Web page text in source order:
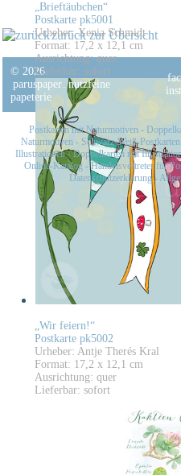
„Brieftäubchen“
Postkarte pk5001
Urheber: Xenia Schmidt
Format: 17,2 x 12,1 cm
Ausrichtung: quer
Lieferbar: sofort
„Wir feiern!“
Postkarte pk5002
Urheber: Antje Therés Kral
Format: 17,2 x 12,1 cm
Ausrichtung: quer
Lieferbar: sofort
zurück zur Übersicht
© 2026
paruspaper. nutzfeine
papeterie
Postkarten mit Naturmotiven -
Naturmotiven - Schwarz-Weiß-
Illustrationen-Doppelkarten mit
Online-Katalog -Handelsvertreter für
Datenschutzerklärung-